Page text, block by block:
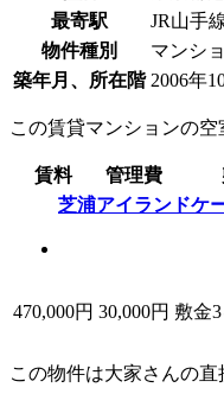
最寄駅
JR山手
物件種別
マンシ
築年月、所在階 2006年
この賃貸マンションの空
賃料 管理費
芝浦アイランドケ
470,000円 30,000円 敷金
この物件は大家さんの直